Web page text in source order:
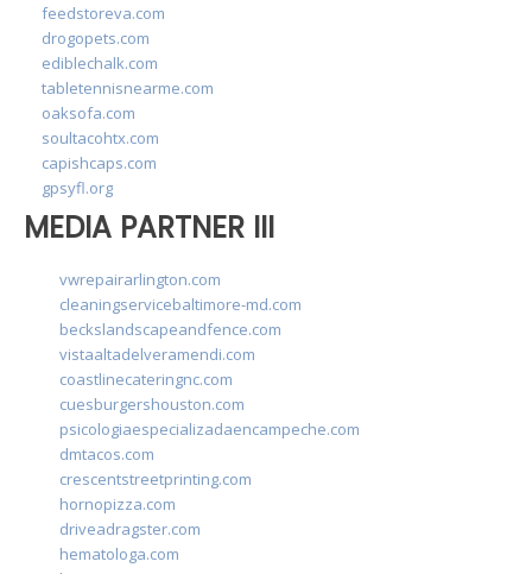
feedstoreva.com
drogopets.com
ediblechalk.com
tabletennisnearme.com
oaksofa.com
soultacohtx.com
capishcaps.com
gpsyfl.org
MEDIA PARTNER III
vwrepairarlington.com
cleaningservicebaltimore-md.com
beckslandscapeandfence.com
vistaaltadelveramendi.com
coastlinecateringnc.com
cuesburgershouston.com
psicologiaespecializadaencampeche.com
dmtacos.com
crescentstreetprinting.com
hornopizza.com
driveadragster.com
hematologa.com